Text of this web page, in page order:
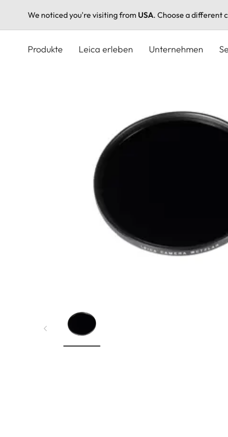
We noticed you're visiting from USA. Choose a different
Produkte Leica erleben Unternehmen